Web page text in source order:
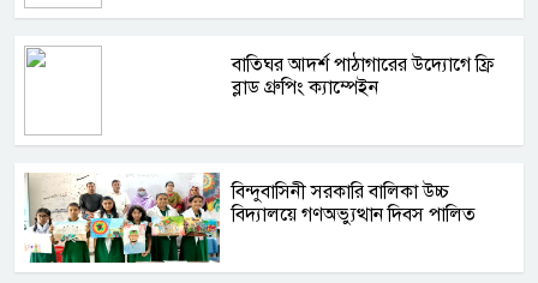
বাতিঘর আদর্শ পাঠাগারের উদ্যোগে ফ্রি
ব্লাড গ্রুপিং ক্যাম্পেইন
বিন্দুবাসিনী সরকারি বালিকা উচ্চ
বিদ্যালয়ে গণঅভ্যুত্থান দিবস পালিত